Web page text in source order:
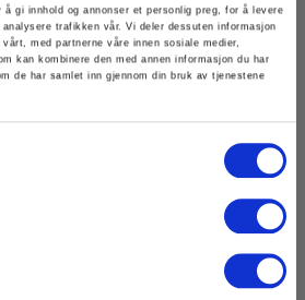
gi innhold og annonser et personlig preg, for å levere
trafikken vår. Vi deler dessuten informasjon
med partnerne våre innen sosiale medier,
kan kombinere den med annen informasjon du har
de har samlet inn gjennom din bruk av tjenestene